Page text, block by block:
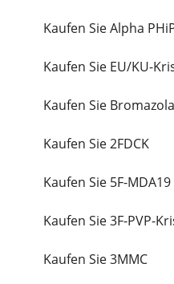
Kaufen Sie Alpha
Kaufen Sie EU/KU-
Kaufen Sie
Kaufen Sie 2FDCK
Kaufen Sie 5F-MDA19
Kaufen Sie 3F-PVP-
Kaufen Sie 3MMC